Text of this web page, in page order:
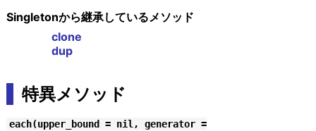
Singletonから継承しているメソッド
clone
dup
特異メソッド
each(upper_bound = nil, generator =